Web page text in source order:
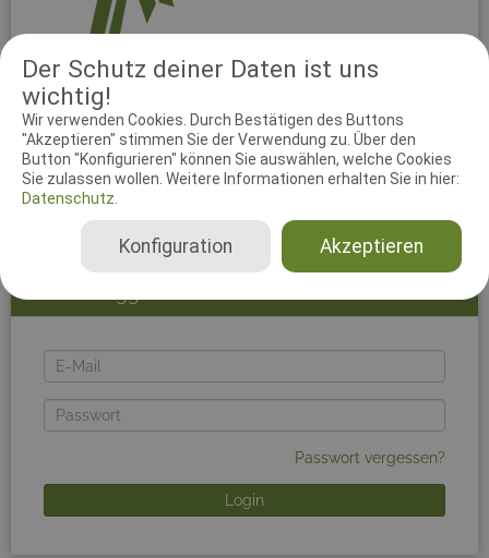
Der Schutz deiner Daten ist uns
wichtig!
Wir verwenden Cookies. Durch Bestätigen des Buttons
"Akzeptieren" stimmen Sie der Verwendung zu. Über den
Button "Konfigurieren" können Sie auswählen, welche Cookies
Sie zulassen wollen. Weitere Informationen erhalten Sie in hier:
Datenschutz.
Akzeptieren
Konfiguration
Um den vollen Funktionsumfang des Systems nutzen
zu können, solltest du dich einloggen. Zur Anmeldung
musst du die E-Mail-Adresse und das Passwort deines
working-dog-Accounts benutzen. Du kannst dich
kostenlos mit einem Klick auf working-dogregistrieren.
Falls du Schwierigkeiten beim Login hast, leere bitte
E-
Mail
Passwort
Passwort vergessen?
Login